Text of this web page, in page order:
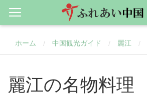
ホーム / 中国観光ガイド / 麗江 /
麗江の名物料理